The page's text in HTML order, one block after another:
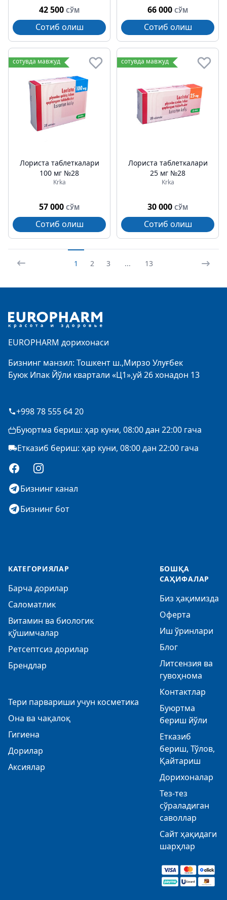
42 500 СЎМ
Сотиб олиш
66 000 СЎМ
Сотиб олиш
сотувда мавжуд
Лориста таблеткалари
100 мг №28
Krka
57 000 СЎМ
Сотиб олиш
сотувда мавжуд
Лориста таблеткалари
25 мг №28
Krka
30 000 СЎМ
Сотиб олиш
1 2 3 ... 13
EUROPHARM дорихонаси
Бизнинг манзил: Тошкент ш.,Мирзо Улуғбек
Буюк Ипак Йўли квартали «Ц1»,уй 26 хонадон 13
+998 78 555 64 20
Буюртма бериш: ҳар куни, 08:00 дан 22:00 гача
Етказиб бериш: ҳар куни, 08:00 дан 22:00 гача
FacebookInstagram
Бизнинг канал
Бизнинг бот
КАТЕГОРИЯЛАР
Барча дорилар
Саломатлик
Витамин ва биологик
қўшимчалар
Ретсептсиз дорилар
Брендлар
Тери парвариши учун косметика
Она ва чақалоқ
Гигиена
Дорилар
Аксиялар
БОШҚА
САҲИФАЛАР
Биз ҳақимизда
Оферта
Иш ўринлари
Блог
Литсензия ва
гувоҳнома
Контактлар
Буюртма
бериш йўли
Етказиб
бериш, Тўлов,
Қайтариш
Дорихоналар
Тез-тез
сўраладиган
саволлар
Сайт ҳақидаги
шарҳлар